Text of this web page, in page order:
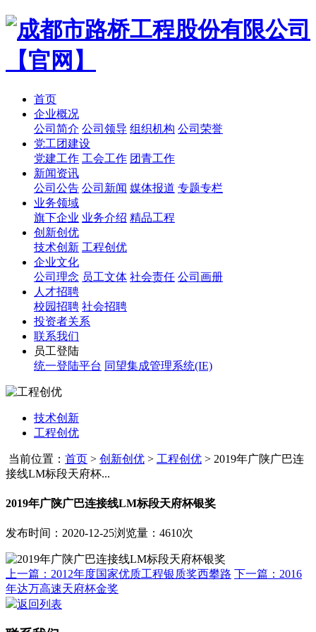
首页
企业概况
公司简介 公司领导 组织机构 公司荣誉
党工团建设
党建工作 工会工作 团青工作
新闻资讯
公司公告 公司新闻 媒体报道 专题专栏
业务领域
旗下企业 业务介绍 精品工程
创新创优
技术创新 工程创优
企业文化
公司理念 员工文体 社会责任 公司画册
人才招聘
校园招聘 社会招聘
投资者关系
联系我们
员工登陆
统一登陆平台 同望集成管理系统(IE)
技术创新
工程创优
当前位置： 首页 > 创新创优 > 工程创优 > 2019年广陕广巴连
接线LM标段天府杯...
2019年广陕广巴连接线LM标段天府杯银奖
发布时间：2020-12-25浏览量：4610次
上一篇：2012年度国家优质工程银质奖西攀路 下一篇：2016
年达万高速天府杯金奖
返回列表